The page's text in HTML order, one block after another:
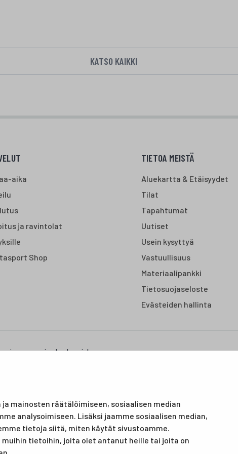
mainosten räätälöimiseen, sosiaalisen median
analysoimiseen. Lisäksi jaamme sosiaalisen median,
tietoja siitä, miten käytät sivustoamme.
tietoihin, joita olet antanut heille tai joita on
KATSO KAIKKI
aika
ja ravintolat
Shop
TIETOA MEISTÄ
Aluekartta & Etäisyydet
Tilat
Tapahtumat
Uutiset
Usein kysyttyä
Vastuullisuus
Materiaalipankki
Tietosuojaseloste
Evästeiden hallinta
ja vapaa-ajan keskus, joka